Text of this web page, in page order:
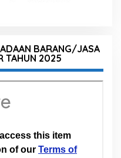
BARANG/JASA
TAHUN 2025